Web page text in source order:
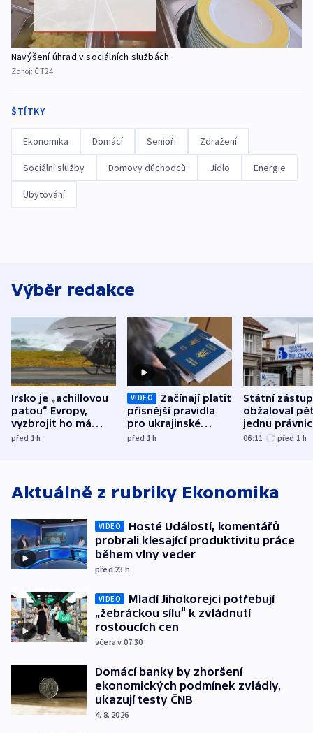
Navýšení úhrad v sociálních službách
Zdroj: ČT24
ŠTÍTKY
Ekonomika Domácí Senioři Zdražení
Sociální služby Domovy důchodců Jídlo Energie
Ubytování
Výběr redakce
Irsko je „achillovou
patou“ Evropy,
vyzbrojit ho má
Francie
před 1h
VIDEO
Začínají platit
přísnější pravidla
pro ukrajinské
uprchlíky
před 1h
Státní
obžaloval
jednu
osobu v
06:11 před 1 h
Aktuálně z rubriky Ekonomika
VIDEO
Hosté Událostí, komentářů
probrali klesající produktivitu práce
během vlny veder
před 23 h
VIDEO
Mladí Jihokorejci potřebují
„žebráckou sílu“ k zvládnutí
rostoucích cen
včera v 07:30
Domácí banky by zhoršení
ekonomických podmínek zvládly,
ukazují testy ČNB
4. 8. 2026